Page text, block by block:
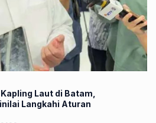
Laut di Batam,
Langkahi Aturan